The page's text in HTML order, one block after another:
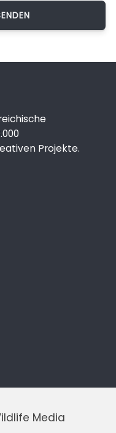
Projekte.
Media